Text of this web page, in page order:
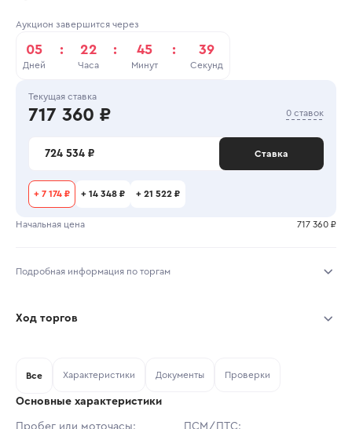
Аукцион завершится через
05
Дней
: 22
Часа
: 45
Минут
: 39
Секунд
Текущая ставка
717 360 ₽ 0 ставок
724 534 ₽ Ставка
+ 7 174 ₽ + 14 348 ₽ + 21 522 ₽
Начальная цена 717 360 ₽
Подробная информация по торгам
Тип аукциона: Открытые торги
Ход торгов
Все Характеристики Документы Проверки
Основные характеристики
Пробег или моточасы:
ПСМ/ПТС: